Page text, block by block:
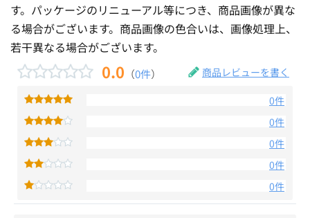
す。パッケージのリニューアル等につき、商品画像が異な
る場合がございます。商品画像の色合いは、画像処理上、
若干異なる場合がございます。
0.0 （0件） 商品レビューを書く
0件
0件
0件
0件
0件